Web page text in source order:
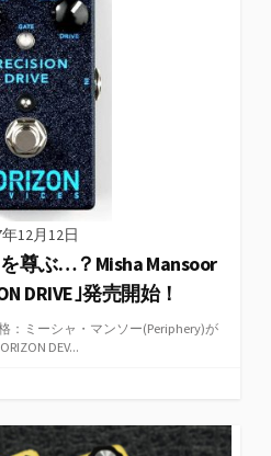
年12月12日
尊ぶ…？Misha Mansoor
DRIVE｣発売開始！
：ミーシャ・マンソー(Periphery)が
DEV...